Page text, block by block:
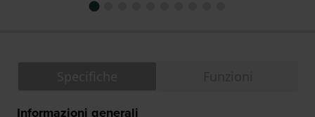
Informazioni generali